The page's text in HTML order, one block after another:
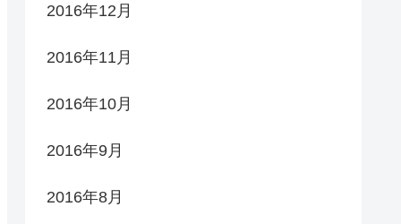
2016年12月
2016年11月
2016年10月
2016年9月
2016年8月